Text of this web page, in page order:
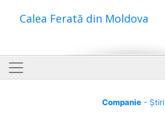
Calea Ferată din Moldova
Companie- Știri